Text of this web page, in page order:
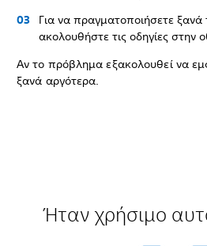
Για να πραγματοποιήσετε
ακολουθήστε τις οδηγίες στην
Αν το πρόβλημα εξακολουθεί να
ξανά αργότερα.
Ήταν χρήσιμο